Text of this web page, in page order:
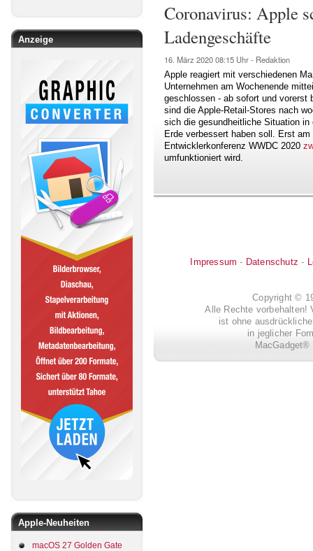
Anzeige
Apple-Neuheiten
macOS 27 Golden Gate
Coronavirus: Apple
Ladengeschäfte
16. März 202008:15 Uhr - Redaktion
Apple reagiert mit verschiedenen
Unternehmen am Wochenende
geschlossen - ab sofort und vorerst
sind die Apple-Retail-Stores nach
sich die gesundheitliche Situation
Erde verbessert haben soll. Erst
Entwicklerkonferenz WWDC 2020
umfunktioniert wird.
Impressum - Datenschutz -
Copyright ©
Alle Rechte vorbehalten!
ist ohne
in jeglicher
MacGadget®